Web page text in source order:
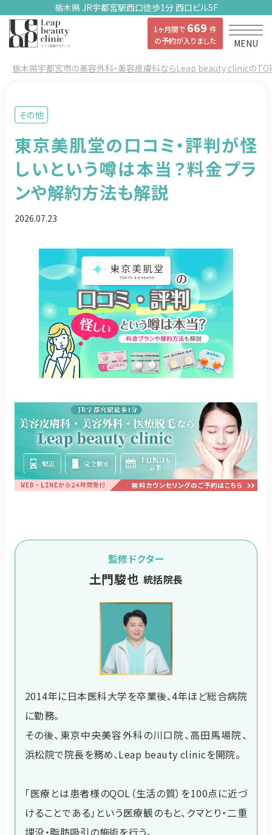
栃木県 JR宇都宮駅西口徒歩1分 西口ビル5F
1ヶ月間で 669 件
の予約が入りました
MENU
栃木県宇都宮市の美容外科・美容皮膚科ならLeap beauty clinicの
その他
東京美肌堂の口コミ・評判が怪
しいという噂は本当？料金プラ
ンや解約方法も解説
2026.07.23
監修ドクター
土門駿也 統括院長
2014年に日本医科大学を卒業後、4年ほど総合病院
に勤務。
その後、東京中央美容外科の川口院、高田馬場院、
浜松院で院長を務め、Leap beauty clinicを開院。
「医療とは患者様のQOL（生活の質）を100点に近づ
けることである」という医療観のもと、クマとり・二重